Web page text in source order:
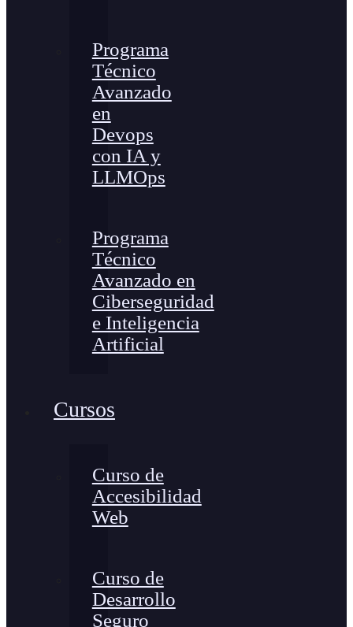
Programa
Técnico
Avanzado
en
Devops
con IA y
LLMOps
Programa
Técnico
Avanzado en
Ciberseguridad
e Inteligencia
Artificial
Cursos
Curso de
Accesibilidad
Web
Curso de
Desarrollo
Seguro